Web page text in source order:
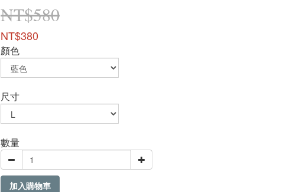
NT$580
NT$380
顏色
尺寸
數量
加入購物車